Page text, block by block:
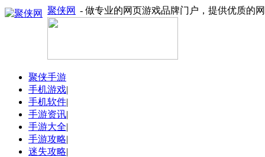
聚侠网 - 做专业的网页游戏品牌门户，提供优质的
聚侠手游
手机游戏|
手机软件|
手游资讯|
手游大全|
手游攻略|
迷失攻略|